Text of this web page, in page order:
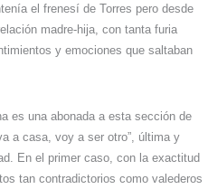
el frenesí de Torres pero desde
madre-hija, con tanta furia
y emociones que saltaban
es una abonada a esta sección de
a casa, voy a ser otro”, última y
En el primer caso, con la exactitud
tan contradictorios como valederos